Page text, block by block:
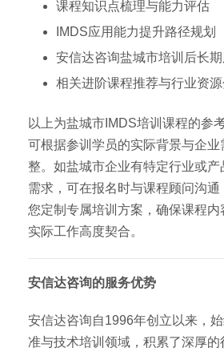
课程知识点梳理与能力评估
IMDS应用能力提升路径规划
安信达咨询盐城市培训后长
相关进阶课程推荐与行业资
以上为盐城市IMDS培训课程的参
可根据参训学员的实际背景与企业
整。如盐城市企业有特定行业或产
需求，可在报名时与课程顾问沟
您定制专属培训方案，确保课程内
实际工作高度契合。
安信达咨询的服务优势
安信达咨询自1996年创立以来，
准与技术培训领域，积累了深厚的